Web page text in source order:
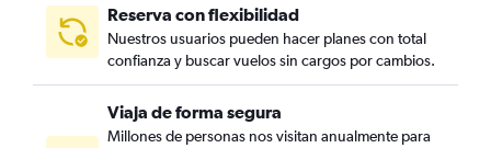
Reserva con flexibilidad
Nuestros usuarios pueden hacer planes con total
confianza y buscar vuelos sin cargos por cambios.
Viaja de forma segura
Millones de personas nos visitan anualmente para